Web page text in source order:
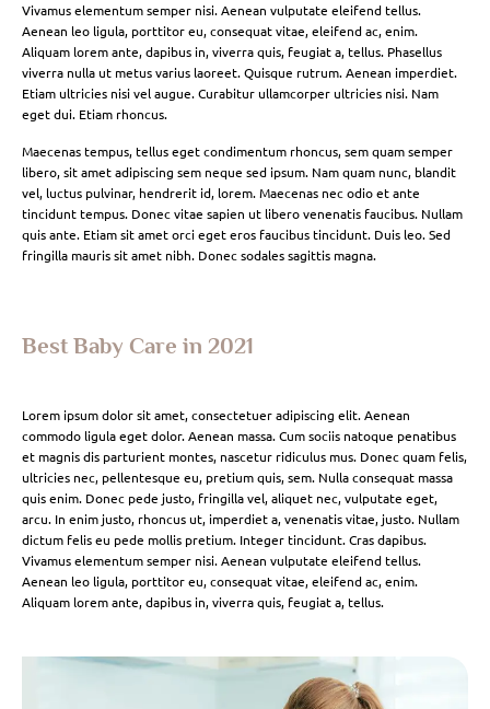
Vivamus elementum semper nisi. Aenean vulputate eleifend tellus.
Aenean leo ligula, porttitor eu, consequat vitae, eleifend ac, enim.
Aliquam lorem ante, dapibus in, viverra quis, feugiat a, tellus. Phasellus
viverra nulla ut metus varius laoreet. Quisque rutrum. Aenean imperdiet.
Etiam ultricies nisi vel augue. Curabitur ullamcorper ultricies nisi. Nam
eget dui. Etiam rhoncus.
Maecenas tempus, tellus eget condimentum rhoncus, sem quam semper
libero, sit amet adipiscing sem neque sed ipsum. Nam quam nunc, blandit
vel, luctus pulvinar, hendrerit id, lorem. Maecenas nec odio et ante
tincidunt tempus. Donec vitae sapien ut libero venenatis faucibus. Nullam
quis ante. Etiam sit amet orci eget eros faucibus tincidunt. Duis leo. Sed
fringilla mauris sit amet nibh. Donec sodales sagittis magna.
Best Baby Care in 2021
Lorem ipsum dolor sit amet, consectetuer adipiscing elit. Aenean
commodo ligula eget dolor. Aenean massa. Cum sociis natoque penatibus
et magnis dis parturient montes, nascetur ridiculus mus. Donec quam felis,
ultricies nec, pellentesque eu, pretium quis, sem. Nulla consequat massa
quis enim. Donec pede justo, fringilla vel, aliquet nec, vulputate eget,
arcu. In enim justo, rhoncus ut, imperdiet a, venenatis vitae, justo. Nullam
dictum felis eu pede mollis pretium. Integer tincidunt. Cras dapibus.
Vivamus elementum semper nisi. Aenean vulputate eleifend tellus.
Aenean leo ligula, porttitor eu, consequat vitae, eleifend ac, enim.
Aliquam lorem ante, dapibus in, viverra quis, feugiat a, tellus.